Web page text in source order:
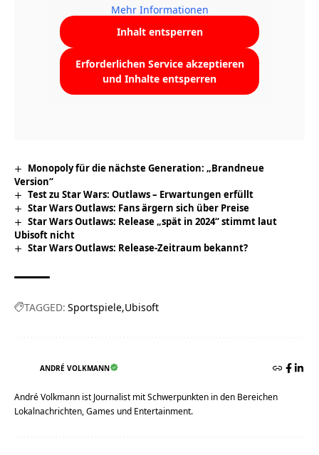
Mehr Informationen
Inhalt entsperren
Erforderlichen Service akzeptieren
und Inhalte entsperren
Monopoly für die nächste Generation: „Brandneue
Version“
Test zu Star Wars: Outlaws – Erwartungen erfüllt
Star Wars Outlaws: Fans ärgern sich über Preise
Star Wars Outlaws: Release „spät in 2024“ stimmt laut
Ubisoft nicht
Star Wars Outlaws: Release-Zeitraum bekannt?
TAGGED: Sportspiele Ubisoft
ANDRÉ VOLKMANN
André Volkmann ist Journalist mit Schwerpunkten in den Bereichen
Lokalnachrichten, Games und Entertainment.